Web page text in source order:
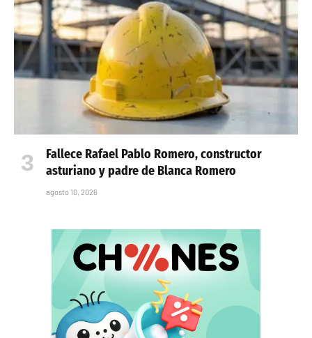
Fallece Rafael Pablo Romero, constructor
asturiano y padre de Blanca Romero
agosto 10, 2026